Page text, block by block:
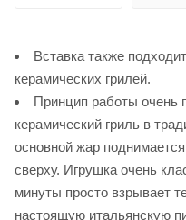
Вставка также
керамических грилей.
Принцип работы очень
керамический гриль в
основной жар
сверху. Игрушка очень
минуты просто взрывает
настоящую итальянскую